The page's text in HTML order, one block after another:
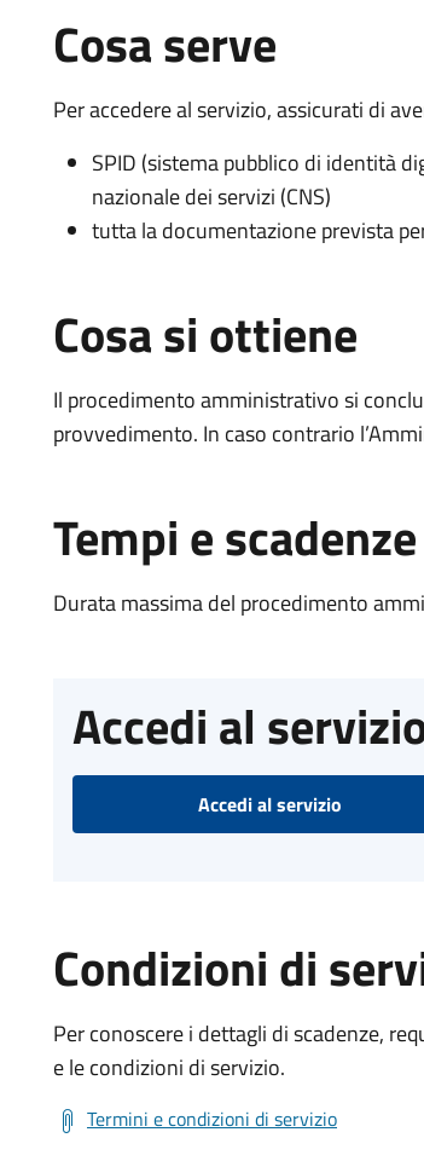
Cosa serve
Per accedere al servizio, assicurati di
SPID (sistema pubblico di identità
nazionale dei servizi (CNS)
tutta la documentazione prevista
Cosa si ottiene
Il procedimento amministrativo si
provvedimento. In caso contrario
Tempi e scadenze
Durata massima del procedimento
Accedi al
Accedi al servizio
Condizioni di
Per conoscere i dettagli di scadenze,
e le condizioni di servizio.
Termini e condizioni di servizio